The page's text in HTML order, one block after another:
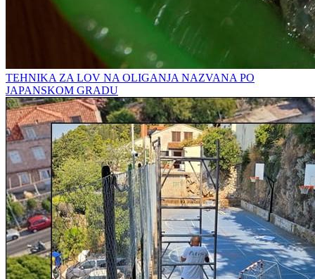
TEHNIKA ZA LOV NA OLIGANJA NAZVANA PO
JAPANSKOM GRADU